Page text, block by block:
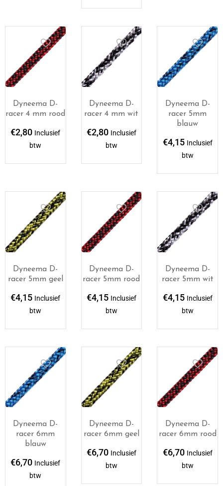
Dyneema D-
racer 4 mm rood
€2,80 Inclusief
btw
Dyneema D-
racer 4 mm wit
€2,80 Inclusief
btw
Dyneema D-
racer 5mm
blauw
€4,15 Inclusief
btw
Dyneema D-
racer 5mm geel
€4,15 Inclusief
btw
Dyneema D-
racer 5mm rood
€4,15 Inclusief
btw
Dyneema D-
racer 5mm wit
€4,15 Inclusief
btw
Dyneema D-
racer 6mm
blauw
€6,70 Inclusief
btw
Dyneema D-
racer 6mm geel
€6,70 Inclusief
btw
Dyneema D-
racer 6mm rood
€6,70 Inclusief
btw